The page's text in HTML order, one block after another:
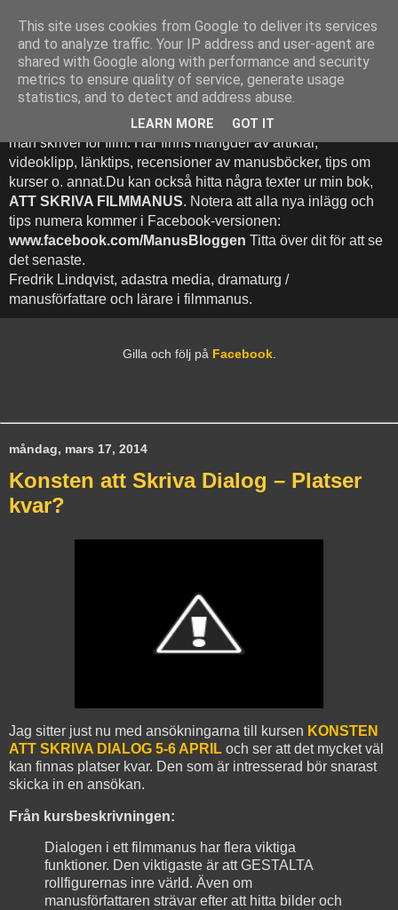
Att Skriva Filmmanus -
Bloggen
Denna blogg inehhåller runt 500 (!) inlägg med fokus på hur
man skriver för film. Här finns mängder av artiklar,
videoklipp, länktips, recensioner av manusböcker, tips om
kurser o. annat.Du kan också hitta några texter ur min bok,
ATT SKRIVA FILMMANUS. Notera att alla nya inlägg och
tips numera kommer i Facebook-versionen:
www.facebook.com/ManusBloggen Titta över dit för att se
det senaste.
Fredrik Lindqvist, adastra media, dramaturg /
manusförfattare och lärare i filmmanus.
Gilla och följ på Facebook.
måndag, mars 17, 2014
Konsten att Skriva Dialog – Platser
kvar?
Jag sitter just nu med ansökningarna till kursen KONSTEN
ATT SKRIVA DIALOG 5-6 APRIL och ser att det mycket väl
kan finnas platser kvar. Den som är intresserad bör snarast
skicka in en ansökan.
Från kursbeskrivningen:
Dialogen i ett filmmanus har flera viktiga
funktioner. Den viktigaste är att GESTALTA
rollfigurernas inre värld. Även om
manusförfattaren strävar efter att hitta bilder och
This site uses cookies from Google to deliver its services
and to analyze traffic. Your IP address and user-agent are
shared with Google along with performance and security
metrics to ensure quality of service, generate usage
statistics, and to detect and address abuse.
LEARN MORE GOT IT